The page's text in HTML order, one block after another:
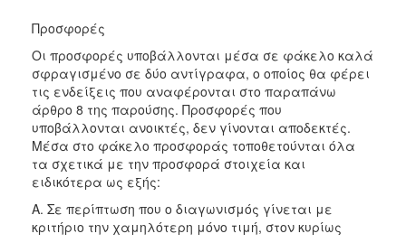
Προσφορές
Οι προσφορές υποβάλλονται μέσα σε φάκελο καλά
σφραγισμένο σε δύο αντίγραφα, ο οποίος θα φέρει
τις ενδείξεις που αναφέρονται στο παραπάνω
άρθρο 8 της παρούσης. Προσφορές που
υποβάλλονται ανοικτές, δεν γίνονται αποδεκτές.
Μέσα στο φάκελο προσφοράς τοποθετούνται όλα
τα σχετικά με την προσφορά στοιχεία και
ειδικότερα ως εξής:
Α. Σε περίπτωση που ο διαγωνισμός γίνεται με
κριτήριο την χαμηλότερη μόνο τιμή, στον κυρίως